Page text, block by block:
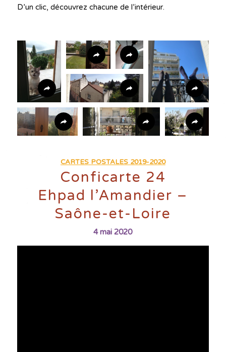
D’un clic, découvrez chacune de l’intérieur.
CARTES POSTALES 2019-2020
Conficarte 24
Ehpad l’Amandier –
Saône-et-Loire
4 mai 2020